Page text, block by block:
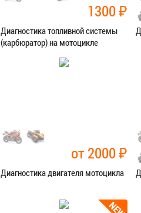
1300₽
Диагностика топливной системы
(карбюратор) на мотоцикле
Диагностика
от 2000₽
Диагностика двигателя мотоцикла
Диагностика